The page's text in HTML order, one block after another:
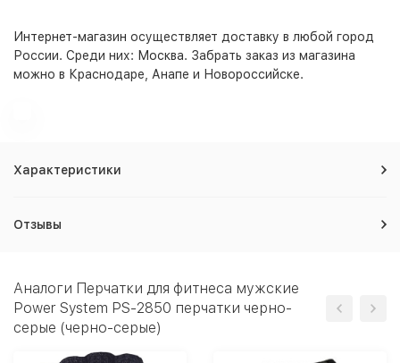
Интернет-магазин осуществляет доставку в любой город
России. Среди них: Москва. Забрать заказ из магазина
можно в Краснодаре, Анапе и Новороссийске.
Характеристики
Отзывы
Аналоги Перчатки для фитнеса мужские
Power System PS-2850 перчатки черно-
серые (черно-серые)